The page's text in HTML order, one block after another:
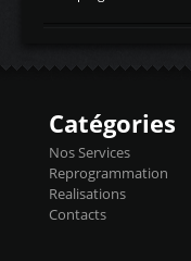
Injecteurs +
précise et
basculer de la carto
l'aide du flashpro
Reprog SP 98 sur
450€ TTC Un gain
Catégories
Nos Services
Reprogrammation
Realisations
Contacts